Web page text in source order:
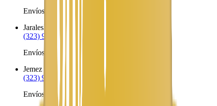
Envíos a Nicaragua desde Jamestown
JaralesNM
(323) 953-8100
Envíos a Nicaragua desde Jarales
Jemez Pueblo
(323) 953-8100
Envíos a Nicaragua desde Jemez Pueblo